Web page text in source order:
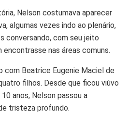
Nelson costumava aparecer
algumas vezes indo ao plenário,
conversando, com seu jeito
nas áreas comuns.
com Beatrice Eugenie Maciel de
filhos. Desde que ficou viúvo
anos, Nelson passou a
tristeza profundo.